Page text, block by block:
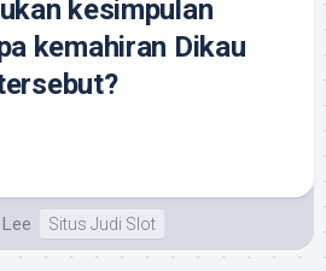
kesimpulan
kemahiran Dikau
Situs Judi Slot